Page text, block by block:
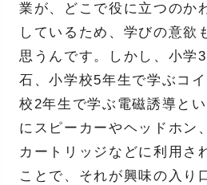
業が、どこで役に立つのか
しているため、学びの意欲
思うんです。しかし、小学
石、小学校5年生で学ぶコ
校2年生で学ぶ電磁誘導と
にスピーカーやヘッドホン
カートリッジなどに利用さ
ことで、それが興味の入り